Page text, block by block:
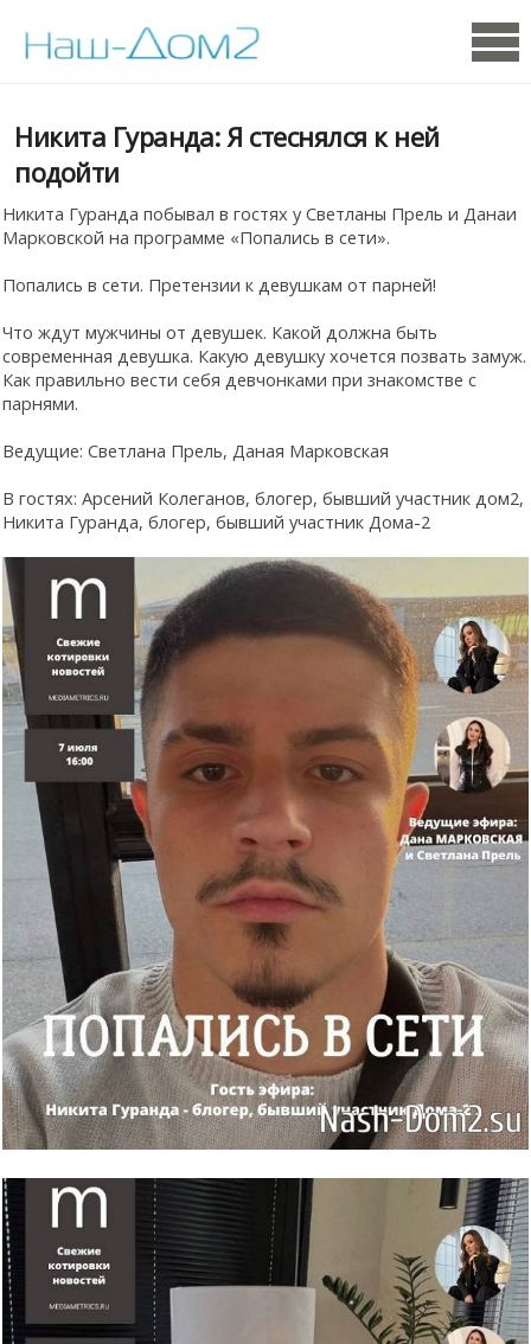
Никита Гуранда: Я стеснялся к ней
подойти
Никита Гуранда побывал в гостях у Светланы Прель и Данаи
Марковской на программе «Попались в сети».
Попались в сети. Претензии к девушкам от парней!
Что ждут мужчины от девушек. Какой должна быть
современная девушка. Какую девушку хочется позвать замуж.
Как правильно вести себя девчонками при знакомстве с
парнями.
Ведущие: Светлана Прель, Даная Марковская
В гостях: Арсений Колеганов, блогер, бывший участник дом2,
Никита Гуранда, блогер, бывший участник Дома-2